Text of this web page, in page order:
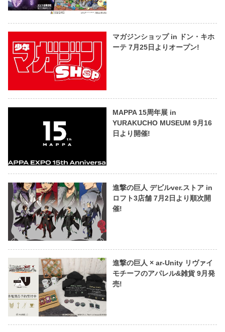
マガジンショップ in ドン・キホ
ーテ 7月25日よりオープン!
MAPPA 15周年展 in
YURAKUCHO MUSEUM 9月16
日より開催!
進撃の巨人 デビルver.ストア in
ロフト3店舗 7月2日より順次開
催!
進撃の巨人 × ar-Unity リヴァイ
モチーフのアパレル&雑貨 9月発
売!